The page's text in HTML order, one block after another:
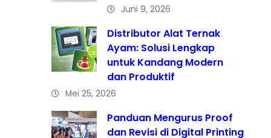
Juni 9, 2026
Distributor Alat Ternak
Ayam: Solusi Lengkap
untuk Kandang Modern
dan Produktif
Mei 25, 2026
Panduan Mengurus Proof
dan Revisi di Digital Printing